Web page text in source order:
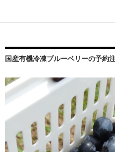
ン
国産有機冷凍ブルーベリーの予約